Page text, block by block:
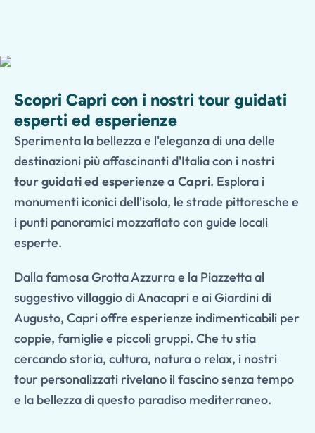
Scopri Capri con i nostri tour guidati
esperti ed esperienze
Sperimenta la bellezza e l'eleganza di una delle
destinazioni più affascinanti d'Italia con i nostri
tour guidati ed esperienze a Capri. Esplora i
monumenti iconici dell'isola, le strade pittoresche e
i punti panoramici mozzafiato con guide locali
esperte.
Dalla famosa Grotta Azzurra e la Piazzetta al
suggestivo villaggio di Anacapri e ai Giardini di
Augusto, Capri offre esperienze indimenticabili per
coppie, famiglie e piccoli gruppi. Che tu stia
cercando storia, cultura, natura o relax, i nostri
tour personalizzati rivelano il fascino senza tempo
e la bellezza di questo paradiso mediterraneo.